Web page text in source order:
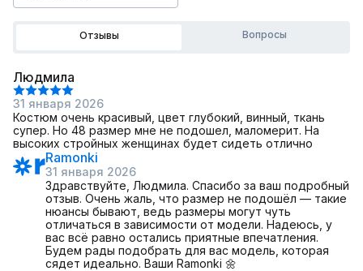
Отзывы Вопросы
Людмила
31 января 2026
Костюм очень красивый, цвет глубокий, винный, ткань
супер. Но 48 размер мне не подошел, маломерит. На
высоких стройных женщинах будет сидеть отлично
Ramonki
31 января 2026
Здравствуйте, Людмила. Спасибо за ваш подробный
отзыв. Очень жаль, что размер не подошёл — такие
нюансы бывают, ведь размеры могут чуть
отличаться в зависимости от модели. Надеюсь, у
вас всё равно остались приятные впечатления.
Будем рады подобрать для вас модель, которая
сядет идеально. Ваши Ramonki 🌼